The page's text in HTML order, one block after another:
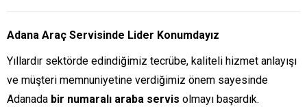
Adana Araç Servisinde Lider Konumdayız
Yıllardır sektörde edindiğimiz tecrübe, kaliteli hizmet anlayışı
ve müşteri memnuniyetine verdiğimiz önem sayesinde
Adanada bir numaralı araba servis olmayı başardık.